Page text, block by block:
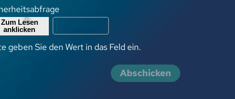
geben Sie den Wert in das Feld ein.
Abschicken